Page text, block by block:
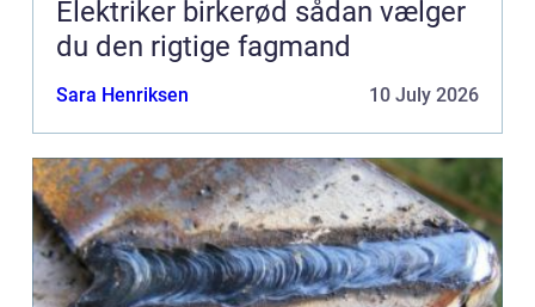
Elektriker birkerød sådan vælger
du den rigtige fagmand
Sara Henriksen 10 July 2026